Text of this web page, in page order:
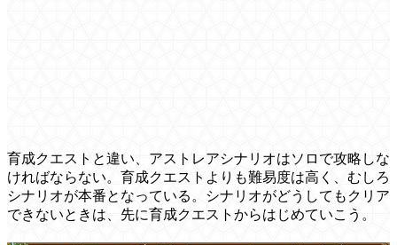
育成クエストと違い、アストレアシナリオはソロで攻略しな
ければならない。育成クエストよりも難易度は高く、むしろ
シナリオが本番となっている。シナリオがどうしてもクリア
できないときは、先に育成クエストからはじめていこう。